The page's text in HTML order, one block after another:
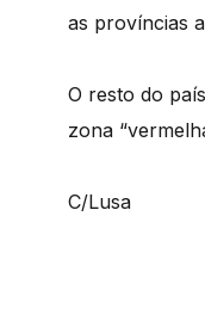
as províncias
O resto do
zona
C/Lusa